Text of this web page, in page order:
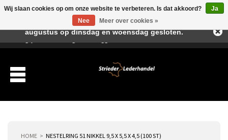
HOME NESTELRING 51 NIKKEL 9,5 X 5,5 X 4,5 (100 ST)
Wij slaan cookies op om onze website te verbeteren. Is dat akkoord?
Ja
Nee
Meer over cookies »
Beste klant, I.v.m. de vakantieperiode zijn wij in juli en
augustus op dinsdag en woensdag gesloten.